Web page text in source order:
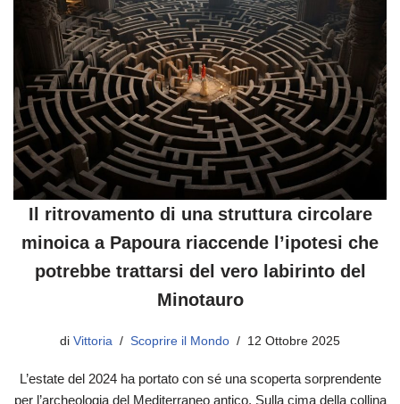
Il ritrovamento di una struttura circolare
minoica a Papoura riaccende l’ipotesi che
potrebbe trattarsi del vero labirinto del
Minotauro
di Vittoria Scoprire il Mondo 12 Ottobre 2025
L’estate del 2024 ha portato con sé una scoperta sorprendente
per l’archeologia del Mediterraneo antico. Sulla cima della collina